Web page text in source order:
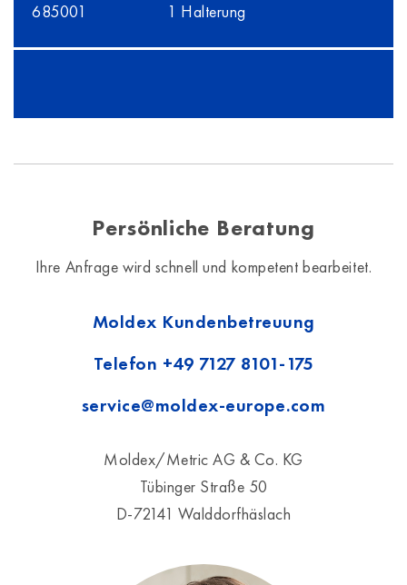
685001 1 Halterung
Persönliche Beratung
Ihre Anfrage wird schnell und kompetent bearbeitet.
Moldex Kundenbetreuung
Telefon +49 7127 8101-175
service@moldex-europe.com
Moldex/Metric AG & Co. KG
Tübinger Straße 50
D-72141 Walddorfhäslach